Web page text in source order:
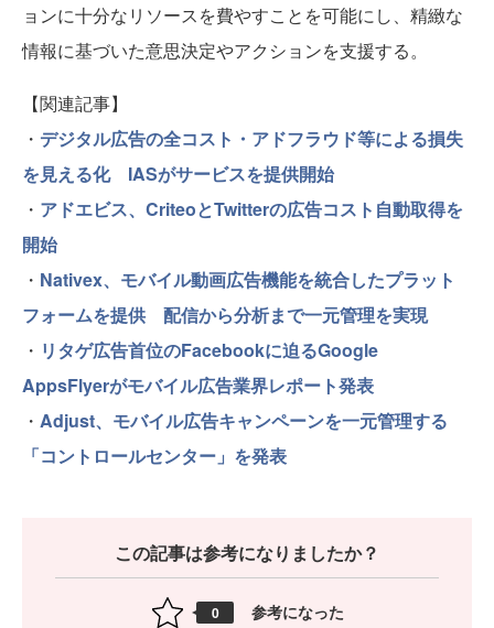
ョンに十分なリソースを費やすことを可能にし、精緻な
情報に基づいた意思決定やアクションを支援する。
【関連記事】
・ デジタル広告の全コスト・アドフラウド等による損失
を見える化 IASがサービスを提供開始
・ アドエビス、CriteoとTwitterの広告コスト自動取得を
開始
・ Nativex、モバイル動画広告機能を統合したプラット
フォームを提供 配信から分析まで一元管理を実現
・ リタゲ広告首位のFacebookに迫るGoogle
AppsFlyerがモバイル広告業界レポート発表
・ Adjust、モバイル広告キャンペーンを一元管理する
「コントロールセンター」を発表
この記事は参考になりましたか？
0 参考になった